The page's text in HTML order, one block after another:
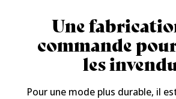
Une
commande
les
Pour une mode plus durable, il